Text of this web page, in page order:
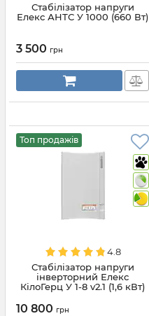
Стабілізатор напруги
Елекс АНТС У 1000 (660 Вт)
3 500 грн
Топ продажів
4.8
Стабілізатор напруги
інверторний Елекс
КілоГерц У 1-8 v2.1 (1,6 кВт)
10 800 грн